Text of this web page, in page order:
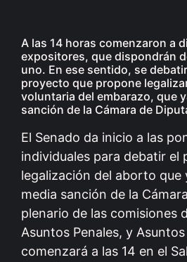
A las 14 horas comenzaron a
expositores, que dispondrán
uno. En ese sentido, se
proyecto que propone
voluntaria del embarazo, que
sanción de la Cámara de
El Senado da inicio a las
individuales para debatir el
legalización del aborto que
media sanción de la
plenario de las comisiones
Asuntos Penales, y
comenzará a las 14 en el